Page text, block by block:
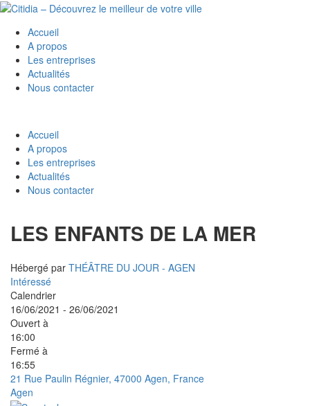
Accueil
A propos
Les entreprises
Actualités
Nous contacter
Accueil
A propos
Les entreprises
Actualités
Nous contacter
LES ENFANTS DE LA MER
Hébergé par THÉÂTRE DU JOUR - AGEN
Intéressé
Calendrier
16/06/2021 - 26/06/2021
Ouvert à
16:00
Fermé à
16:55
21 Rue Paulin Régnier, 47000 Agen, France
Agen